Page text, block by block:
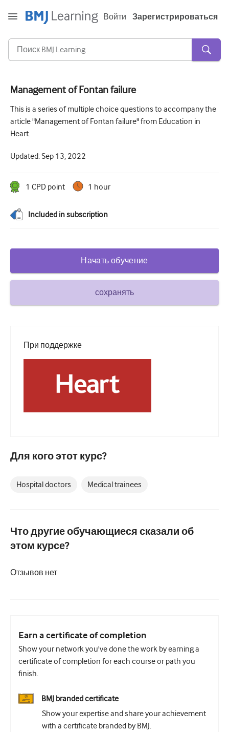
Войти Зарегистрироваться
Острая и неотложная помощь
Аллергия
Навыки коммуникации
Гематология
Душевное здоровье
Педиатрия
Паллиативная помощь
Профессиональные навыки
Дыхательная система
Сексуальное здоровье
Урология
Женское здоровье
Management of Fontan failure
This is a series of multiple choice questions to accompany the
article "Management of Fontan failure" from Education in
Heart.
Updated:Sep 13, 2022
1 CPD point 1 hour
Included in subscription
При поддержке
Начать обучение
сохранять
Для кого этот курс?
Hospital doctors Medical trainees
Что другие обучающиеся сказали об
этом курсе?
Отзывов нет
Earn a certificate of completion
Show your network you've done the work by earning a
certificate of completion for each course or path you
finish.
BMJ branded certificate
Show your expertise and share your achievement
with a certificate branded by BMJ.